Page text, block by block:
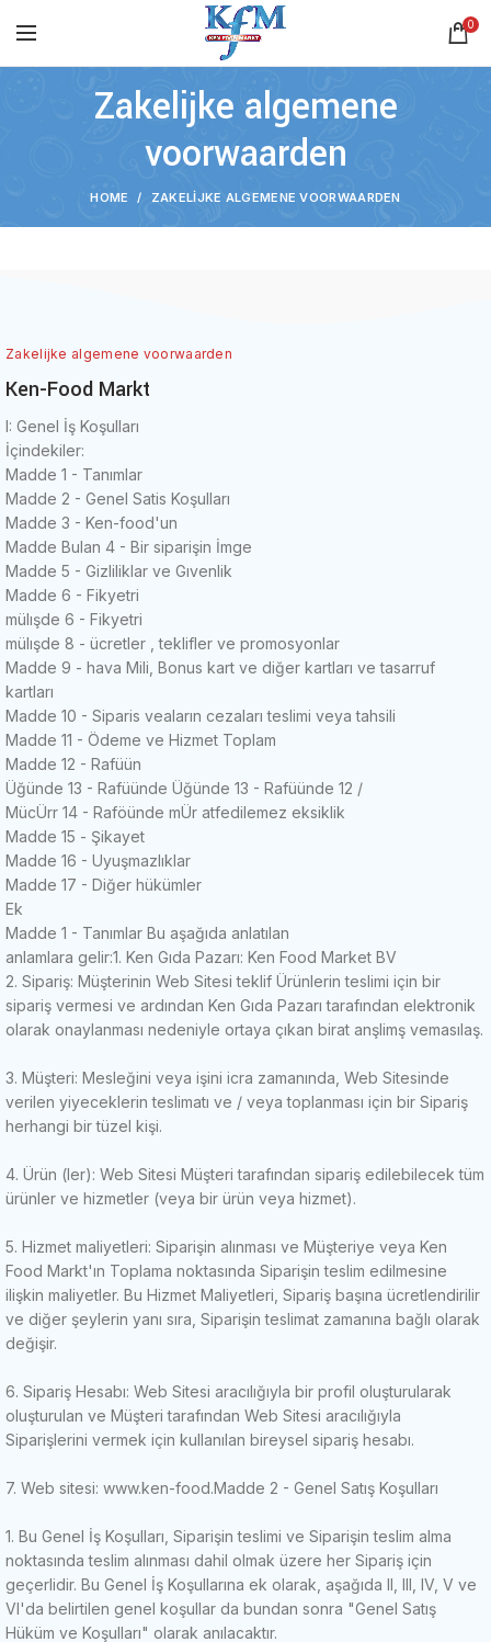
0
Zakelijke algemene
voorwaarden
HOME ZAKELIJKE ALGEMENE VOORWAARDEN
Zakelijke algemene voorwaarden
Ken-Food Markt
I: Genel İş Koşulları
İçindekiler:
Madde 1 - Tanımlar
Madde 2 - Genel Satis Koşulları
Madde 3 - Ken-food'un
Madde Bulan 4 - Bir siparişin İmge
Madde 5 - Gizliliklar ve Gıvenlik
Madde 6 - Fikyetri
mülışde 6 - Fikyetri
mülışde 8 - ücretler , teklifler ve promosyonlar
Madde 9 - hava Mili, Bonus kart ve diğer kartları ve tasarruf
kartları
Madde 10 - Siparis veaların cezaları teslimi veya tahsili
Madde 11 - Ödeme ve Hizmet Toplam
Madde 12 - Rafüün
Üğünde 13 - Rafüünde Üğünde 13 - Rafüünde 12 /
MücÜrr 14 - Raföünde mÜr atfedilemez eksiklik
Madde 15 - Şikayet
Madde 16 - Uyuşmazlıklar
Madde 17 - Diğer hükümler
Ek
Madde 1 - Tanımlar Bu aşağıda anlatılan
anlamlara gelir:1. Ken Gıda Pazarı: Ken Food Market BV
2. Sipariş: Müşterinin Web Sitesi teklif Ürünlerin teslimi için bir
sipariş vermesi ve ardından Ken Gıda Pazarı tarafından elektronik
olarak onaylanması nedeniyle ortaya çıkan birat anşlimş vemasılaş.
3. Müşteri: Mesleğini veya işini icra zamanında, Web Sitesinde
verilen yiyeceklerin teslimatı ve / veya toplanması için bir Sipariş
herhangi bir tüzel kişi.
4. Ürün (ler): Web Sitesi Müşteri tarafından sipariş edilebilecek tüm
ürünler ve hizmetler (veya bir ürün veya hizmet).
5. Hizmet maliyetleri: Siparişin alınması ve Müşteriye veya Ken
Food Markt'ın Toplama noktasında Siparişin teslim edilmesine
ilişkin maliyetler. Bu Hizmet Maliyetleri, Sipariş başına ücretlendirilir
ve diğer şeylerin yanı sıra, Siparişin teslimat zamanına bağlı olarak
değişir.
6. Sipariş Hesabı: Web Sitesi aracılığıyla bir profil oluşturularak
oluşturulan ve Müşteri tarafından Web Sitesi aracılığıyla
Siparişlerini vermek için kullanılan bireysel sipariş hesabı.
7. Web sitesi: www.ken-food.Madde 2 - Genel Satış Koşulları
1. Bu Genel İş Koşulları, Siparişin teslimi ve Siparişin teslim alma
noktasında teslim alınması dahil olmak üzere her Sipariş için
geçerlidir. Bu Genel İş Koşullarına ek olarak, aşağıda II, III, IV, V ve
VI'da belirtilen genel koşullar da bundan sonra "Genel Satış
Hüküm ve Koşulları" olarak anılacaktır.